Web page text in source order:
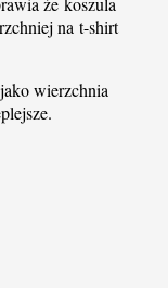
na t-shirt
wierzchnia